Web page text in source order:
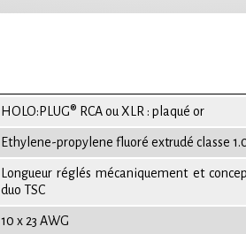
HOLO:PLUG® RCA ou XLR : plaqué or
Ethylene-propylene fluoré extrudé classe
Longueur réglés mécaniquement et
duo TSC
10 x 23 AWG